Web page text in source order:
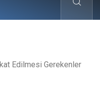
Edilmesi Gerekenler